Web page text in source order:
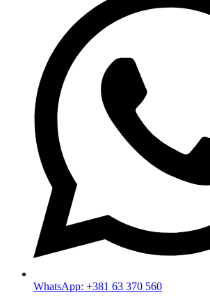
WhatsApp: +381 63 370 560